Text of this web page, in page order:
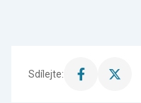
Sdílejte:
Sdílet
Sdílet